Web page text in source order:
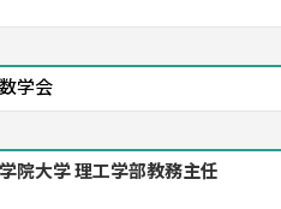
学会
院大学 理工学部教務主任